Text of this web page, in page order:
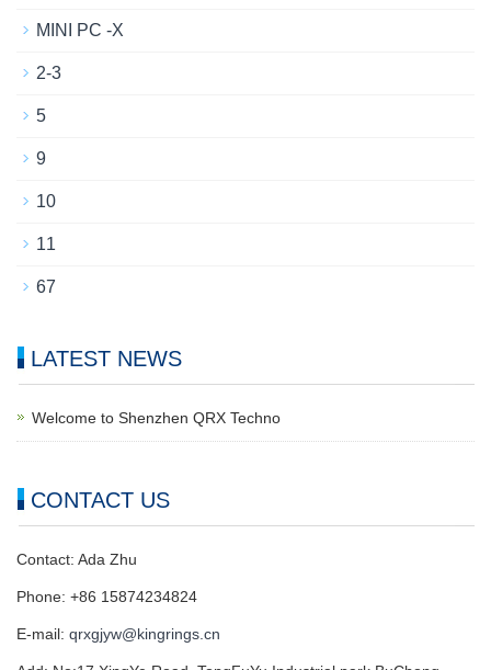
MINI PC -X
2-3
5
9
10
11
67
LATEST NEWS
Welcome to Shenzhen QRX Techno
CONTACT US
Contact: Ada Zhu
Phone: +86 15874234824
E-mail: qrxgjyw@kingrings.cn